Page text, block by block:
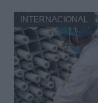
INTERNACIONAL